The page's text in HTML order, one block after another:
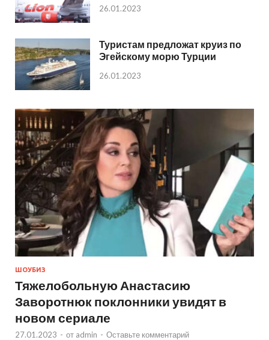
26.01.2023
Туристам предложат круиз по
Эгейскому морю Турции
26.01.2023
ШОУБИЗ
Тяжелобольную Анастасию
Заворотнюк поклонники увидят в
новом сериале
27.01.2023 - от admin - Оставьте комментарий